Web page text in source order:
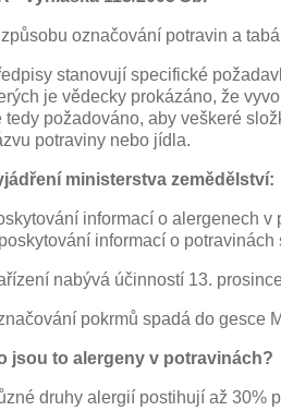
(2)
označování potravin a
stanovují specifické
je vědecky prokázáno, že
tedy požadováno, aby veškeré
potraviny nebo jídla.
ministerstva zemědělství:
informací o alergenech
informací o potravinách
nabývá účinností 13.
pokrmů spadá do gesce
jsou to alergeny v potravinách?
druhy alergií postihují až 30%